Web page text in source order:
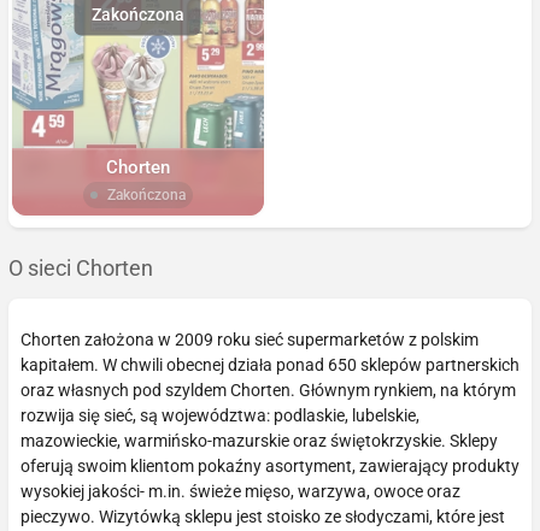
Chorten
Zakończona
O sieci Chorten
Chorten założona w 2009 roku sieć supermarketów z polskim
kapitałem. W chwili obecnej działa ponad 650 sklepów partnerskich
oraz własnych pod szyldem Chorten. Głównym rynkiem, na którym
rozwija się sieć, są województwa: podlaskie, lubelskie,
mazowieckie, warmińsko-mazurskie oraz świętokrzyskie. Sklepy
oferują swoim klientom pokaźny asortyment, zawierający produkty
wysokiej jakości- m.in. świeże mięso, warzywa, owoce oraz
pieczywo. Wizytówką sklepu jest stoisko ze słodyczami, które jest